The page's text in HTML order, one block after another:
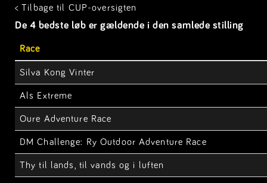
< Tilbage til CUP-oversigten
De 4 bedste løb er gældende i den samlede stilling
Race
Silva Kong Vinter
Als Extreme
Oure Adventure Race
DM Challenge: Ry Outdoor Adventure Race
Thy til lands, til vands og i luften